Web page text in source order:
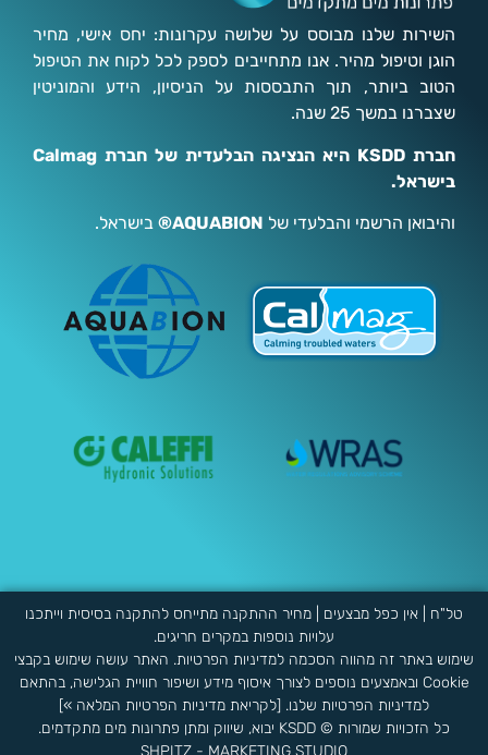
השירות שלנו מבוסס על שלושה עקרונות: יחס אישי, מחיר
הוגן וטיפול מהיר. אנו מתחייבים לספק לכל לקוח את הטיפול
הטוב ביותר, תוך התבססות על הניסיון, הידע והמוניטין
שצברנו במשך 25 שנה.
חברת KSDD היא הנציגה הבלעדית של חברת Calmag
בישראל.
והיבואן הרשמי והבלעדי של AQUABION® בישראל.
טל"ח | אין כפל מבצעים | מחיר ההתקנה מתייחס להתקנה בסיסית וייתכנו
עלויות נוספות במקרים חריגים.
שימוש באתר זה מהווה הסכמה למדיניות הפרטיות. האתר עושה שימוש בקבצי
Cookie ובאמצעים נוספים לצורך איסוף מידע ושיפור חוויית הגלישה, בהתאם
למדיניות הפרטיות שלנו. [לקריאת מדיניות הפרטיות המלאה »]
כל הזכויות שמורות © KSDD יבוא, שיווק ומתן פתרונות מים מתקדמים.
SHPITZ - MARKETING STUDIO